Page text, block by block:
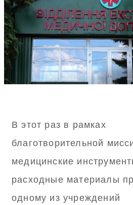
В этот раз в рамках
благотворительной
медицинские
расходные материалы
одному из учреждений